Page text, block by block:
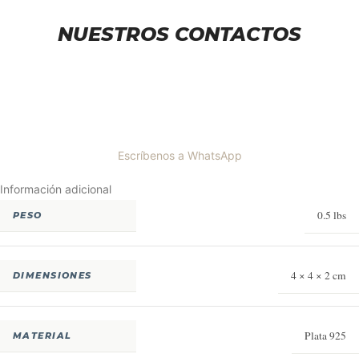
NUESTROS CONTACTOS
Escríbenos a WhatsApp
Información adicional
PESO 0.5 lbs
DIMENSIONES 4 × 4 × 2 cm
MATERIAL Plata 925